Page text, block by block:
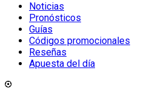
Noticias
Pronósticos
Guías
Códigos promocionales
Reseñas
Apuesta del día